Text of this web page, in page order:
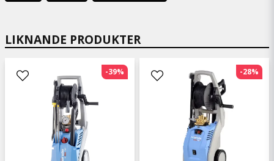
LIKNANDE PRODUKTER
-39% -28%